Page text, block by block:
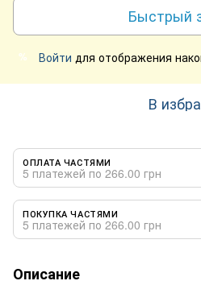
Быстрый
% Войти для отображения
В
ОПЛАТА ЧАСТЯМИ
5 платежей по 266.00 грн
ПОКУПКА ЧАСТЯМИ
5 платежей по 266.00 грн
Описание